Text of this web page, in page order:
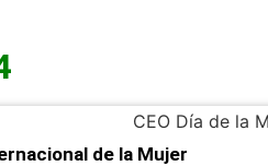
de la Mujer